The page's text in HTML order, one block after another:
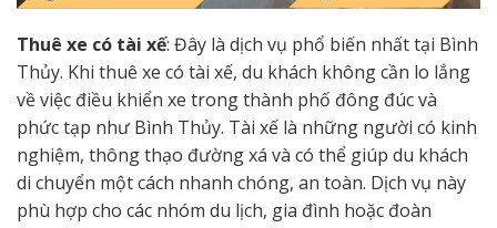
Thuê xe có tài xế: Đây là dịch vụ phổ biến nhất tại Bình
Thủy. Khi thuê xe có tài xế, du khách không cần lo lắng
về việc điều khiển xe trong thành phố đông đúc và
phức tạp như Bình Thủy. Tài xế là những người có kinh
nghiệm, thông thạo đường xá và có thể giúp du khách
di chuyển một cách nhanh chóng, an toàn. Dịch vụ này
phù hợp cho các nhóm du lịch, gia đình hoặc đoàn